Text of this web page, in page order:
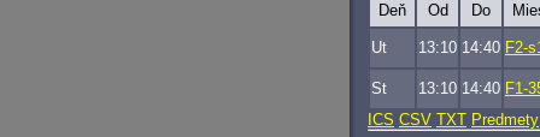
Deň Od Do
Ut 13:10 14:40 F2-
St 13:10 14:40 F1-
ICS CSV TXT Predmety